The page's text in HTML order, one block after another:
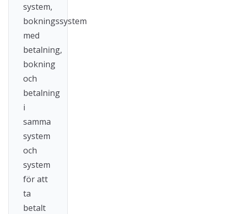
system,
bokningssystem
med
betalning,
bokning
och
betalning
i
samma
system
och
system
för att
ta
betalt